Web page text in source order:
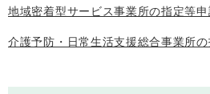
地域密着型サービス事業所の指定等申
介護予防・日常生活支援総合事業所